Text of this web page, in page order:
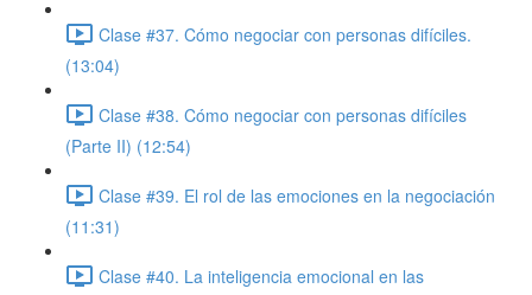
Clase #37. Cómo negociar con personas difíciles.
(13:04)
Clase #38. Cómo negociar con personas difíciles
(Parte II) (12:54)
Clase #39. El rol de las emociones en la negociación
(11:31)
Clase #40. La inteligencia emocional en las